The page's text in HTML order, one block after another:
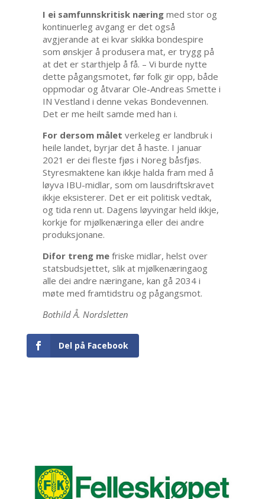
I ei samfunnskritisk næring med stor og
kontinuerleg avgang er det også
avgjerande at ei kvar skikka bondespire
som ønskjer å produsera mat, er trygg på
at det er starthjelp å få. – Vi burde nytte
dette pågangsmotet, før folk gir opp, både
oppmodar og åtvarar Ole-Andreas Smette i
IN Vestland i denne vekas Bondevennen.
Det er me heilt samde med han i.
For dersom målet verkeleg er landbruk i
heile landet, byrjar det å haste. I januar
2021 er dei fleste fjøs i Noreg båsfjøs.
Styresmaktene kan ikkje halda fram med å
løyva IBU-midlar, som om lausdriftskravet
ikkje eksisterer. Det er eit politisk vedtak,
og tida renn ut. Dagens løyvingar held ikkje,
korkje for mjølkenæringa eller dei andre
produksjonane.
Difor treng me friske midlar, helst over
statsbudsjettet, slik at mjølkenæringaog
alle dei andre næringane, kan gå 2034 i
møte med framtidstru og pågangsmot.
Bothild Å. Nordsletten
Del på Facebook